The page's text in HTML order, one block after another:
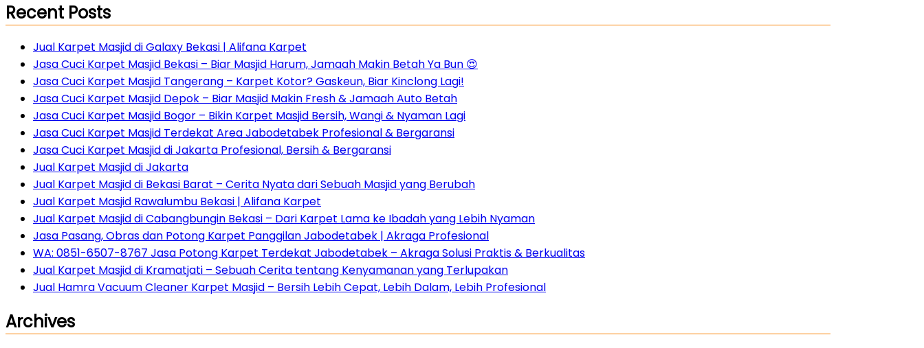
Recent Posts
Jual Karpet Masjid di Galaxy Bekasi | Alifana Karpet
Jasa Cuci Karpet Masjid Bekasi – Biar Masjid Harum, Jamaah Makin Betah Ya Bun 😍
Jasa Cuci Karpet Masjid Tangerang – Karpet Kotor? Gaskeun, Biar Kinclong Lagi!
Jasa Cuci Karpet Masjid Depok – Biar Masjid Makin Fresh & Jamaah Auto Betah
Jasa Cuci Karpet Masjid Bogor – Bikin Karpet Masjid Bersih, Wangi & Nyaman Lagi
Jasa Cuci Karpet Masjid Terdekat Area Jabodetabek Profesional & Bergaransi
Jasa Cuci Karpet Masjid di Jakarta Profesional, Bersih & Bergaransi
Jual Karpet Masjid di Jakarta
Jual Karpet Masjid di Bekasi Barat – Cerita Nyata dari Sebuah Masjid yang Berubah
Jual Karpet Masjid Rawalumbu Bekasi | Alifana Karpet
Jual Karpet Masjid di Cabangbungin Bekasi – Dari Karpet Lama ke Ibadah yang Lebih Nyaman
Jasa Pasang, Obras dan Potong Karpet Panggilan Jabodetabek | Akraga Profesional
WA: 0851-6507-8767 Jasa Potong Karpet Terdekat Jabodetabek – Akraga Solusi Praktis & Berkualitas
Jual Karpet Masjid di Kramatjati – Sebuah Cerita tentang Kenyamanan yang Terlupakan
Jual Hamra Vacuum Cleaner Karpet Masjid – Bersih Lebih Cepat, Lebih Dalam, Lebih Profesional
Archives